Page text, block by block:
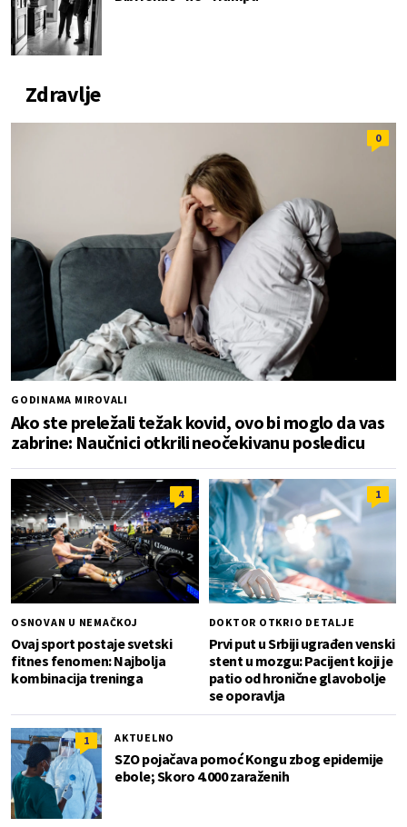
Zdravlje
0
GODINAMA MIROVALI
Ako ste preležali težak kovid, ovo bi moglo da vas
zabrine: Naučnici otkrili neočekivanu posledicu
4
OSNOVAN U NEMAČKOJ
Ovaj sport postaje svetski
fitnes fenomen: Najbolja
kombinacija treninga
1
DOKTOR OTKRIO DETALJE
Prvi put u Srbiji ugrađen venski
stent u mozgu: Pacijent koji je
patio od hronične glavobolje
se oporavlja
1 AKTUELNO
SZO pojačava pomoć Kongu zbog epidemije
ebole; Skoro 4.000 zaraženih